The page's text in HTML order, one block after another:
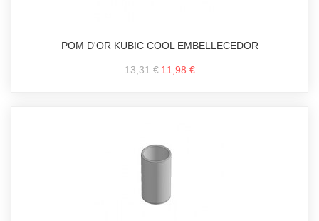
POM D'OR KUBIC COOL EMBELLECEDOR
13,31 € 11,98 €